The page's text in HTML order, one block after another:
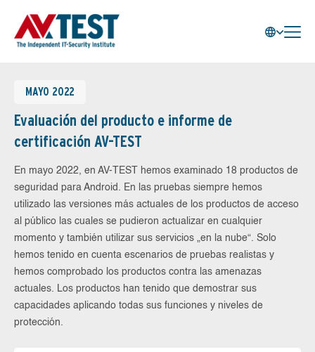
MAYO 2022
Evaluación del producto e informe de
certificación AV-TEST
En mayo 2022, en AV-TEST hemos examinado 18 productos de
seguridad para Android. En las pruebas siempre hemos
utilizado las versiones más actuales de los productos de acceso
al público las cuales se pudieron actualizar en cualquier
momento y también utilizar sus servicios „en la nube“. Solo
hemos tenido en cuenta escenarios de pruebas realistas y
hemos comprobado los productos contra las amenazas
actuales. Los productos han tenido que demostrar sus
capacidades aplicando todas sus funciones y niveles de
protección.